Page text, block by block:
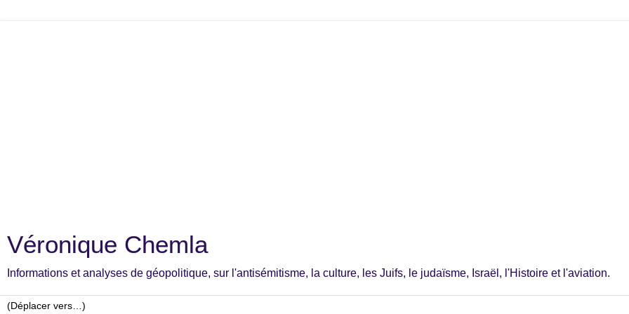
Véronique Chemla
Informations et analyses de géopolitique, sur l'antisémitisme, la culture, les Juifs, le judaïsme, Israël, l'Histoire et l'aviation.